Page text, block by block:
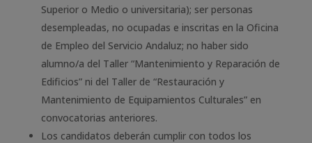
Superior o Medio o universitaria); ser personas
desempleadas, no ocupadas e inscritas en la Oficina
de Empleo del Servicio Andaluz; no haber sido
alumno/a del Taller “Mantenimiento y Reparación de
Edificios” ni del Taller de “Restauración y
Mantenimiento de Equipamientos Culturales” en
convocatorias anteriores.
Los candidatos deberán cumplir con todos los